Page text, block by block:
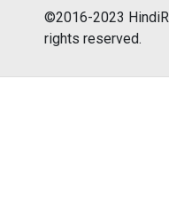
©2016-2023
rights reserved.